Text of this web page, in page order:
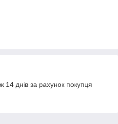
днів за рахунок покупця